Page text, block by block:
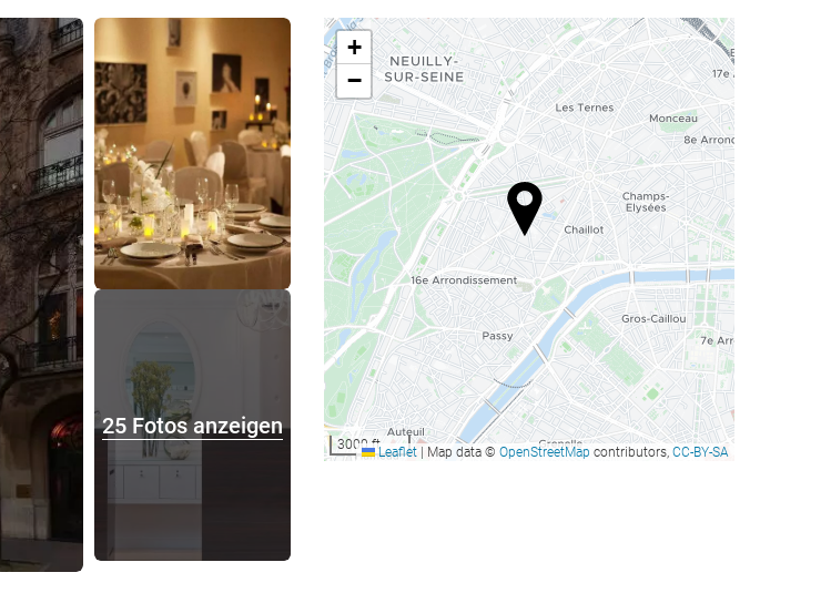
25 Fotos anzeigen
25 Fotos anzeigen
+
−
3000 ftLeaflet Map data © OpenStreetMap contributors, CC-BY-SA